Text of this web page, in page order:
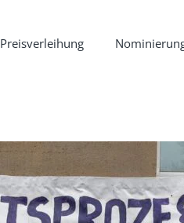
Preisverleihung